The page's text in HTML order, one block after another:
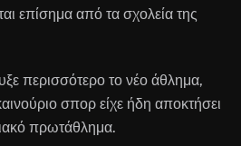
επίσημα από τα σχολεία της
περισσότερο το νέο άθλημα,
σπορ είχε ήδη αποκτήσει
πρωτάθλημα.